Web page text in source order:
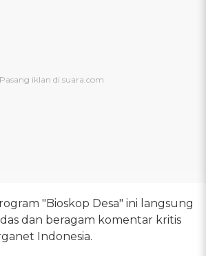
"Bioskop Desa" ini langsung
dan beragam komentar kritis
Indonesia.